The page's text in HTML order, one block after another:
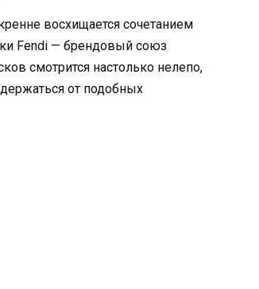
восхищается сочетанием
Fendi — брендовый союз
смотрится настолько нелепо,
от подобных